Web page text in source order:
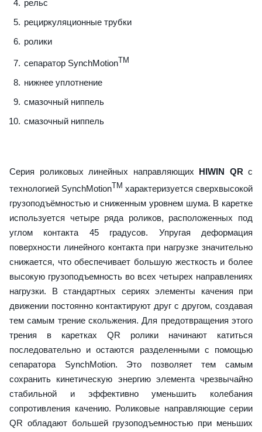
рельс
рециркуляционные трубки
ролики
сепаратор SynchMotion TM
нижнее уплотнение
смазочный ниппель
смазочный ниппель
Серия роликовых линейных направляющих HIWIN QR с
технологией SynchMotion TM характеризуется сверхвысокой
грузоподъёмностью и сниженным уровнем шума. В каретке
используется четыре ряда роликов, расположенных под
углом контакта 45 градусов. Упругая деформация
поверхности линейного контакта при нагрузке значительно
снижается, что обеспечивает большую жесткость и более
высокую грузоподъемность во всех четырех направлениях
нагрузки. В стандартных сериях элементы качения при
движении постоянно контактируют друг с другом, создавая
тем самым трение скольжения. Для предотвращения этого
трения в каретках QR ролики начинают катиться
последовательно и остаются разделенными с помощью
сепаратора SynchMotion. Это позволяет тем самым
сохранить кинетическую энергию элемента чрезвычайно
стабильной и эффективно уменьшить колебания
сопротивления качению. Роликовые направляющие серии
QR обладают большей грузоподъемностью при меньших